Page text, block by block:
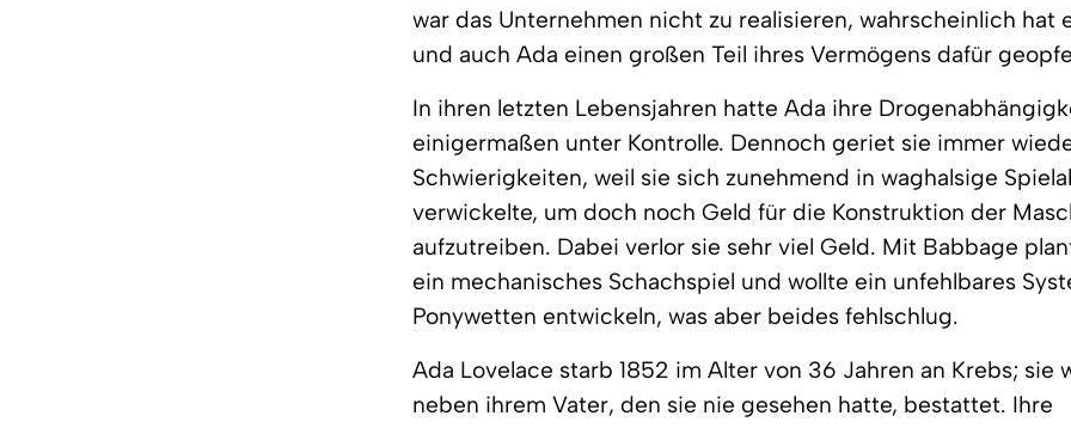
war das Unternehmen nicht zu realisieren, wahrscheinlich hat
und auch Ada einen großen Teil ihres Vermögens dafür
In ihren letzten Lebensjahren hatte Ada ihre
einigermaßen unter Kontrolle. Dennoch geriet sie immer
Schwierigkeiten, weil sie sich zunehmend in waghalsige
verwickelte, um doch noch Geld für die Konstruktion der
aufzutreiben. Dabei verlor sie sehr viel Geld. Mit Babbage
ein mechanisches Schachspiel und wollte ein unfehlbares
Ponywetten entwickeln, was aber beides fehlschlug.
Ada Lovelace starb 1852 im Alter von 36 Jahren an Krebs; sie
neben ihrem Vater, den sie nie gesehen hatte, bestattet. Ihre